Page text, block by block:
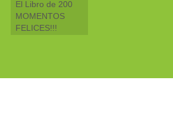
El Libro de 200
MOMENTOS
FELICES!!!